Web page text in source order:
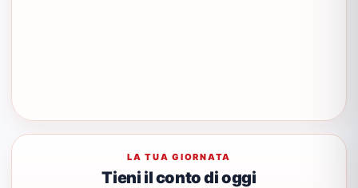
LA TUA GIORNATA
Tieni il conto di oggi